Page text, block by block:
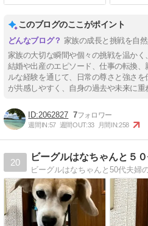
このブログのここがポイント
家族の成長と挑戦を自
家族の大切な瞬間や個々の挑戦を温かく
結婚や出産のエピソード、仕事の転換
ルな経験を通じて、日常の尊さと強さ
が共感しやすく、自身の過去や未来に重
2062827 7
週間IN:57 週間OUT:33 月間IN:258
20
ビーグルはなちゃんと５